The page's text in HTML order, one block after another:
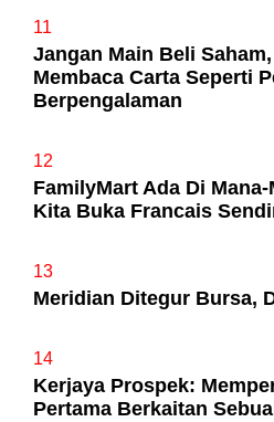
11
Jangan Main Beli
Membaca Carta Seperti
Berpengalaman
12
FamilyMart Ada Di
Kita Buka Francais
13
Meridian Ditegur Bursa,
14
Kerjaya Prospek:
Pertama Berkaitan